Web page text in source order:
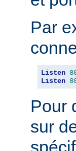
Par
Listen
Listen
Pour
sur